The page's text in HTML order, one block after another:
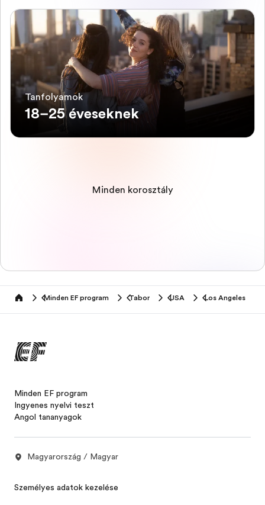
Tanfolyamok
18–25 éveseknek
Minden korosztály
home Minden EF program Tabor USA Los Angeles
Minden EF program
Ingyenes nyelvi teszt
Angol tananyagok
Magyarország / Magyar
Személyes adatok kezelése